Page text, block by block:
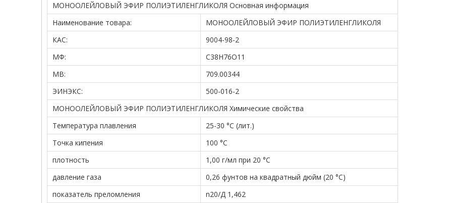
МОНООЛЕЙЛОВЫЙ ЭФИР ПОЛИЭТИЛЕНГЛИКОЛЯ Основная информация
Наименование товара:
МОНООЛЕЙЛОВЫЙ ЭФИР ПОЛИЭТИЛЕНГЛИКОЛЯ
КАС:
9004-98-2
МФ:
C38H76O11
МВ:
709.00344
ЭИНЭКС:
500-016-2
МОНООЛЕЙЛОВЫЙ ЭФИР ПОЛИЭТИЛЕНГЛИКОЛЯ Химические свойства
Температура плавления
25-30 °С (лит.)
Точка кипения
100 °С
плотность
1,00 г/мл при 20 °C
давление газа
0,26 фунтов на квадратный дюйм (20 °C)
показатель преломления
n20/Д 1,462